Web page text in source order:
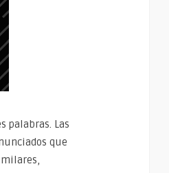
palabras. Las
que